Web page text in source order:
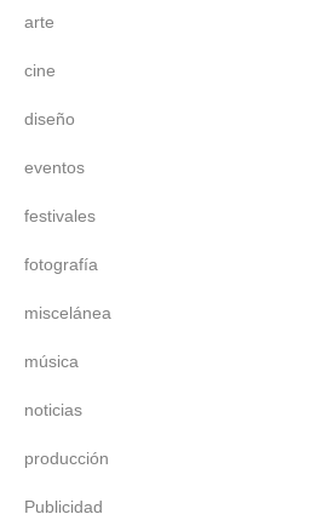
arte
cine
diseño
eventos
festivales
fotografía
miscelánea
música
noticias
producción
Publicidad